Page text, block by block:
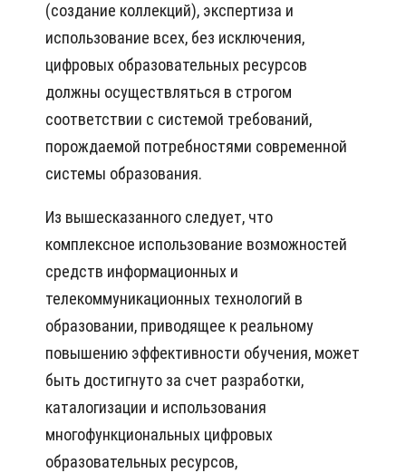
(создание коллекций), экспертиза и
использование всех, без исключения,
цифровых образовательных ресурсов
должны осуществляться в строгом
соответствии с системой требований,
порождаемой потребностями современной
системы образования.
Из вышесказанного следует, что
комплексное использование возможностей
средств информационных и
телекоммуникационных технологий в
образовании, приводящее к реальному
повышению эффективности обучения, может
быть достигнуто за счет разработки,
каталогизации и использования
многофункциональных цифровых
образовательных ресурсов,